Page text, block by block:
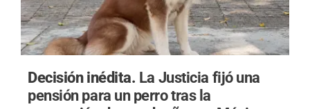
Decisión inédita. La Justicia fijó una
pensión para un perro tras la